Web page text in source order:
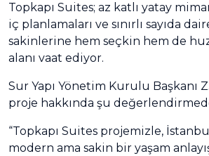
Topkapı Suites; az katlı yatay
iç planlamaları ve sınırlı sayıda
sakinlerine hem seçkin hem de
alanı vaat ediyor.
Sur Yapı Yönetim Kurulu Başkanı
proje hakkında şu
“Topkapı Suites projemizle,
modern ama sakin bir yaşam